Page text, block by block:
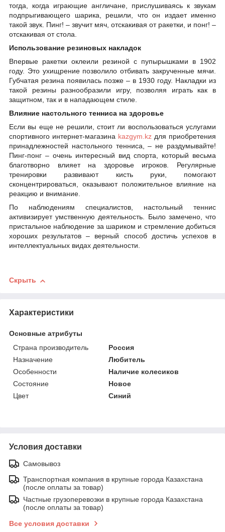
тогда, когда играющие англичане, прислушиваясь к звукам
подпрыгивающего шарика, решили, что он издает именно
такой звук. Пинг! – звучит мяч, отскакивая от ракетки, и понг! –
отскакивая от стола.
Использование резиновых накладок
Впервые ракетки оклеили резиной с пупырышками в 1902
году. Это ухищрение позволило отбивать закрученные мячи.
Губчатая резина появилась позже – в 1930 году. Накладки из
такой резины разнообразили игру, позволяя играть как в
защитном, так и в нападающем стиле.
Влияние настольного тенниса на здоровье
Если вы еще не решили, стоит ли воспользоваться услугами
спортивного интернет-магазина kazgym.kz для приобретения
принадлежностей настольного тенниса, – не раздумывайте!
Пинг-понг – очень интересный вид спорта, который весьма
благотворно влияет на здоровье игроков. Регулярные
тренировки развивают кисть руки, помогают
сконцентрироваться, оказывают положительное влияние на
реакцию и внимание.
По наблюдениям специалистов, настольный теннис
активизирует умственную деятельность. Было замечено, что
пристальное наблюдение за шариком и стремление добиться
хороших результатов – верный способ достичь успехов в
интеллектуальных видах деятельности.
Скрыть
Характеристики
Основные атрибуты
Страна производитель
Россия
Назначение
Любитель
Особенности
Наличие колесиков
Состояние
Новое
Цвет
Синий
Условия доставки
Самовывоз
Транспортная компания в крупные города Казахстана
(после оплаты за товар)
Частные грузоперевозки в крупные города Казахстана
(после оплаты за товар)
Все условия доставки